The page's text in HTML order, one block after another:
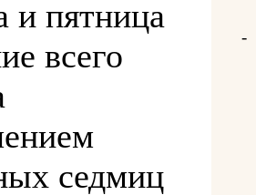
и пятница
всего
седмиц
-